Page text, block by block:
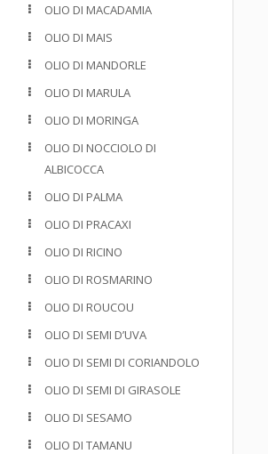
OLIO DI MACADAMIA
OLIO DI MAIS
OLIO DI MANDORLE
OLIO DI MARULA
OLIO DI MORINGA
OLIO DI NOCCIOLO DI
ALBICOCCA
OLIO DI PALMA
OLIO DI PRACAXI
OLIO DI RICINO
OLIO DI ROSMARINO
OLIO DI ROUCOU
OLIO DI SEMI D’UVA
OLIO DI SEMI DI CORIANDOLO
OLIO DI SEMI DI GIRASOLE
OLIO DI SESAMO
OLIO DI TAMANU